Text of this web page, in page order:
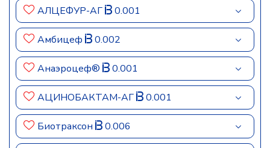
АЛЦЕФУР-АГ 0.001
Амбицеф 0.002
Анаэроцеф® 0.001
АЦИНОБАКТАМ-АГ 0.001
Биотраксон 0.006